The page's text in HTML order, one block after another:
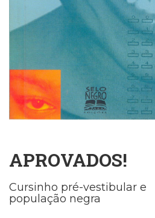
Cinema
(23)
Comportamento
(418)
Comunicação
(232)
Corpo
e
Movimento
Interior
Criatividade
(14)
APROVADOS!
Cursinho pré-vestibular e
população negra